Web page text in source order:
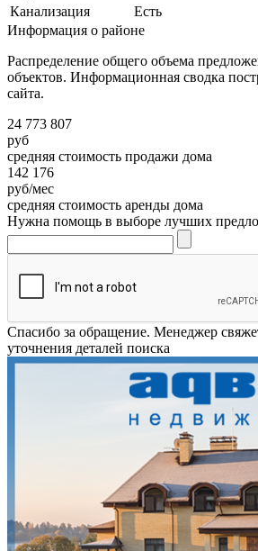
Канализация
Есть
Информация о районе
Распределение общего объема
объектов. Информационная сводка
сайта.
24 773 807
руб
средняя стоимость продажи дома
142 176
руб/мес
средняя стоимость аренды дома
Нужна помощь в выборе лучших
Спасибо за обращение. Менеджер
уточнения деталей поиска